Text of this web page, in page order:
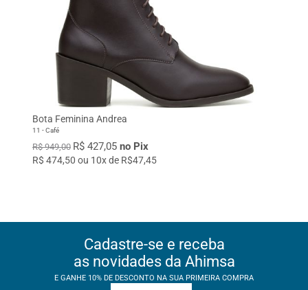
Bota Feminina Andrea
11 - Café
R$ 949,00 R$ 427,05 no Pix
R$ 474,50 ou 10x de R$47,45
Cadastre-se e receba
as novidades da Ahimsa
E GANHE 10% DE DESCONTO NA SUA PRIMEIRA COMPRA